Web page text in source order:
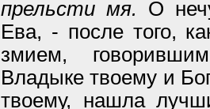
прельсти мя.
О
Ева, - после того,
змием,
Владыке твоему и
твоему, нашла